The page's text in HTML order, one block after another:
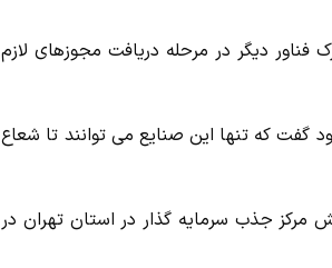
دیگر در مرحله دریافت مجوزهای لازم
گفت که تنها این صنایع می توانند تا شعاع
مرکز جذب سرمایه گذار در استان تهران در